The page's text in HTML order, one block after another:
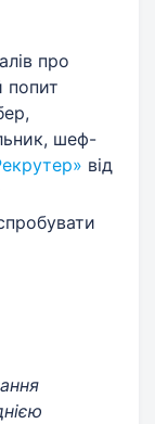
про
попит
шеф-
від